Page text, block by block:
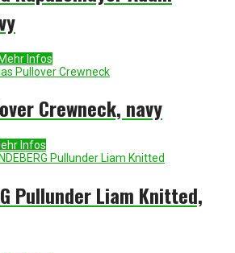
Infos
Crewneck, navy
Infos
Pullunder Liam Knitted,